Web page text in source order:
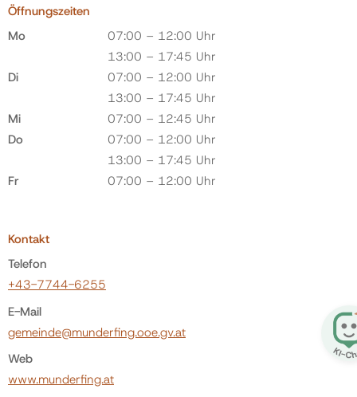
Öffnungszeiten
Mo
07:00 – 12:00 Uhr
13:00 – 17:45 Uhr
Di
07:00 – 12:00 Uhr
13:00 – 17:45 Uhr
Mi
07:00 – 12:45 Uhr
Do
07:00 – 12:00 Uhr
13:00 – 17:45 Uhr
Fr
07:00 – 12:00 Uhr
Kontakt
Telefon
+43-7744-6255
E-Mail
gemeinde@munderfing.ooe.gv.at
Web
www.munderfing.at